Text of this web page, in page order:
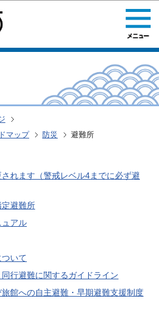
ージの本文へ移動
マップ
防災 避難所
れます（警戒レベル4までに必ず避
避難所
アル
いて
行避難に関するガイドライン
館への自主避難・早期避難支援制度